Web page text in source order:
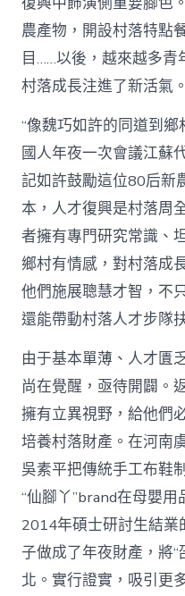
農產物，開設村落特點
目……以後，越來越多青
村落成長注進了新活氣。
“像魏巧如許的同道到鄉
國人年夜一次會議江蘇
記如許鼓勵這位80后新
本，人才復興是村落周
者擁有專門研究常識、
鄉村有情感，對村落成
他們施展聰慧才智，不
還能帶動村落人才步隊
由于基本單薄、人才匱
尚在覺醒，亟待開闢。
擁有立異視野，給他們
培養村落財產。在河南
吳素平把傳統手工布鞋
“仙腳丫”brand在母嬰用
2014年碩士研討生結業
子做成了年夜財產，將
北。實行證實，吸引更